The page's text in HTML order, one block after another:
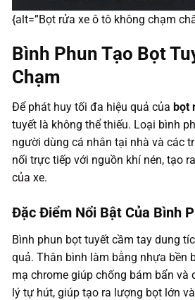
{alt=”Bọt rửa xe ô tô không chạm
Bình Phun Tạo Bọt
Chạm
Để phát huy tối đa hiệu quả của bọt
tuyết là không thể thiếu. Loại bình
người dùng cá nhân tại nhà và các
nối trực tiếp với nguồn khí nén, tạo
của xe.
Đặc Điểm Nổi Bật Của Bình
Bình phun bọt tuyết cầm tay dung
quả. Thân bình làm bằng nhựa bền
mạ chrome giúp chống bám bẩn và
lý tự hút, giúp tạo ra lượng bọt lớn